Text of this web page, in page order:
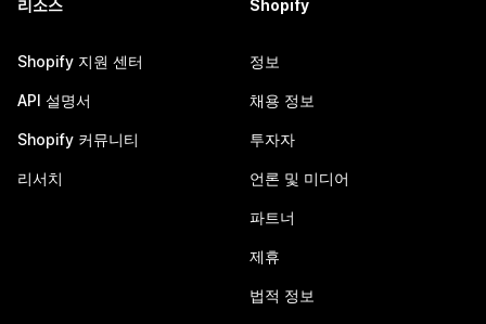
리소스
Shopify 지원 센터
API 설명서
Shopify 커뮤니티
리서치
Shopify
정보
채용 정보
투자자
언론 및 미디어
파트너
제휴
법적 정보